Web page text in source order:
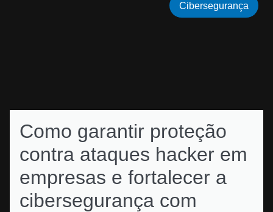
Como garantir proteção
contra ataques hacker em
empresas e fortalecer a
cibersegurança com
Cibersegurança